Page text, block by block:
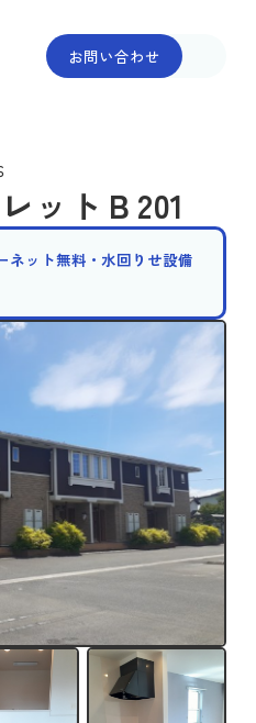
お問い合わせ
ットＢ201
ネット無料・水回りせ設備